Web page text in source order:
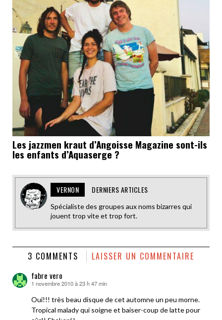
Les jazzmen kraut d’Angoisse Magazine sont-ils
les enfants d’Aquaserge ?
VERNON DERNIERS ARTICLES
Spécialiste des groupes aux noms bizarres qui
jouent trop vite et trop fort.
3 COMMENTS LAISSER UN COMMENTAIRE
fabre vero
dit :
1 novembre 2010 à 23 h 47 min
Oui!!! très beau disque de cet automne un peu morne.
Tropical malady qui soigne et baiser-coup de latte pour